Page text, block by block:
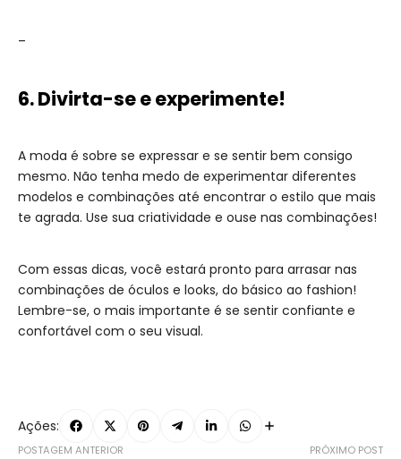
–
6. Divirta-se e experimente!
A moda é sobre se expressar e se sentir bem consigo
mesmo. Não tenha medo de experimentar diferentes
modelos e combinações até encontrar o estilo que mais
te agrada. Use sua criatividade e ouse nas combinações!
Com essas dicas, você estará pronto para arrasar nas
combinações de óculos e looks, do básico ao fashion!
Lembre-se, o mais importante é se sentir confiante e
confortável com o seu visual.
Ações:
POSTAGEM ANTERIOR PRÓXIMO POST